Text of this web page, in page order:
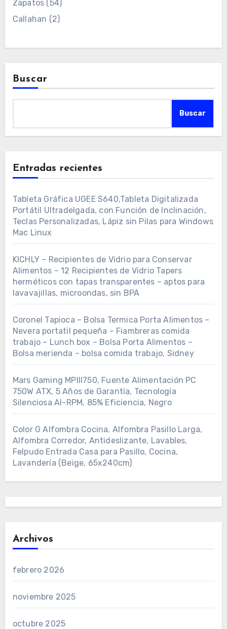
Zapatos (54)
Callahan (2)
Buscar
Buscar
Entradas recientes
Tableta Gráfica UGEE S640,Tableta Digitalizada
Portátil Ultradelgada, con Función de Inclinación,
Teclas Personalizadas, Lápiz sin Pilas para Windows
Mac Linux
KICHLY – Recipientes de Vidrio para Conservar
Alimentos – 12 Recipientes de Vidrio Tapers
herméticos con tapas transparentes – aptos para
lavavajillas, microondas, sin BPA
Coronel Tapioca – Bolsa Termica Porta Alimentos –
Nevera portatil pequeña – Fiambreras comida
trabajo – Lunch box – Bolsa Porta Alimentos –
Bolsa merienda – bolsa comida trabajo, Sidney
Mars Gaming MPIII750, Fuente Alimentación PC
750W ATX, 5 Años de Garantía, Tecnología
Silenciosa AI-RPM, 85% Eficiencia, Negro
Color G Alfombra Cocina, Alfombra Pasillo Larga,
Alfombra Corredor, Antideslizante, Lavables,
Felpudo Entrada Casa para Pasillo, Cocina,
Lavandería (Beige, 65x240cm)
Archivos
febrero 2026
noviembre 2025
octubre 2025